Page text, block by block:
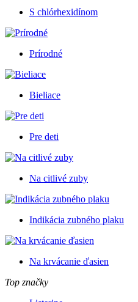
S chlórhexidínom
Prírodné
Bieliace
Pre deti
Na citlivé zuby
Indikácia zubného plaku
Na krvácanie ďasien
Top značky